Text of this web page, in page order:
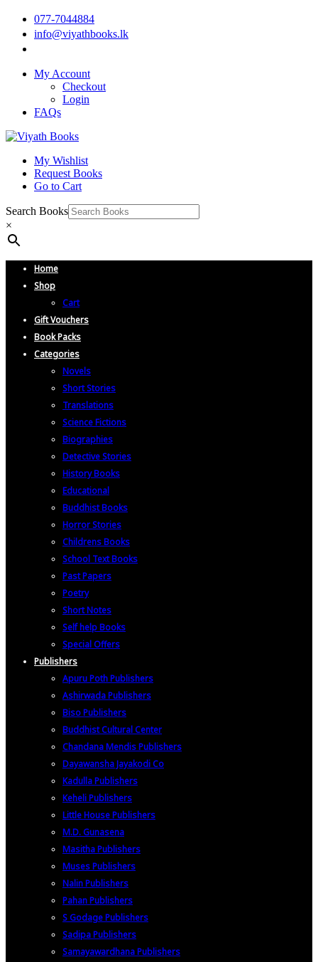
077-7044884
info@viyathbooks.lk
My Account
Checkout
Login
FAQs
My Wishlist
Request Books
Go to Cart
Search Books
×
Home
Shop
Cart
Gift Vouchers
Book Packs
Categories
Novels
Short Stories
Translations
Science Fictions
Biographies
Detective Stories
History Books
Educational
Buddhist Books
Horror Stories
Childrens Books
School Text Books
Past Papers
Poetry
Short Notes
Self help Books
Special Offers
Publishers
Apuru Poth Publishers
Ashirwada Publishers
Biso Publishers
Buddhist Cultural Center
Chandana Mendis Publishers
Dayawansha Jayakodi Co
Kadulla Publishers
Keheli Publishers
Little House Publishers
M.D. Gunasena
Masitha Publishers
Muses Publishers
Nalin Publishers
Pahan Publishers
S Godage Publishers
Sadipa Publishers
Samayawardhana Publishers